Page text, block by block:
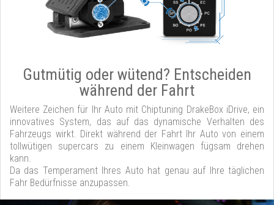
Gutmütig oder wütend? Entscheiden
während der Fahrt
Weitere Zeichen für Ihr Auto mit Chiptuning DrakeBox iDrive, ein
innovatives System, das auf das dynamische Verhalten des
Fahrzeugs wirkt. Direkt während der Fahrt Ihr Auto von einem
tollwütigen supercars zu einem Kleinwagen fügsam drehen
kann.
Da das Temperament Ihres Auto hat genau auf Ihre täglichen
Fahr Bedürfnisse anzupassen.